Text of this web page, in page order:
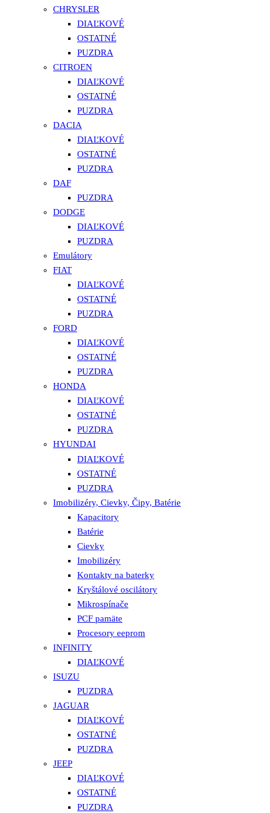
CHRYSLER
DIAĽKOVÉ
OSTATNÉ
PUZDRA
CITROEN
DIAĽKOVÉ
OSTATNÉ
PUZDRA
DACIA
DIAĽKOVÉ
OSTATNÉ
PUZDRA
DAF
PUZDRA
DODGE
DIAĽKOVÉ
PUZDRA
Emulátory
FIAT
DIAĽKOVÉ
OSTATNÉ
PUZDRA
FORD
DIAĽKOVÉ
OSTATNÉ
PUZDRA
HONDA
DIAĽKOVÉ
OSTATNÉ
PUZDRA
HYUNDAI
DIAĽKOVÉ
OSTATNÉ
PUZDRA
Imobilizéry, Cievky, Čipy, Batérie
Kapacitory
Batérie
Cievky
Imobilizéry
Kontakty na baterky
Kryštálové oscilátory
Mikrospínače
PCF pamäte
Procesory eeprom
INFINITY
DIAĽKOVÉ
ISUZU
PUZDRA
JAGUAR
DIAĽKOVÉ
OSTATNÉ
PUZDRA
JEEP
DIAĽKOVÉ
OSTATNÉ
PUZDRA